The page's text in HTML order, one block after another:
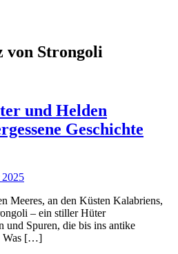
von Strongoli
und Helden
Geschichte
Meeres, an den Küsten Kalabriens,
– ein stiller Hüter
und Spuren, die bis ins antike
Was […]